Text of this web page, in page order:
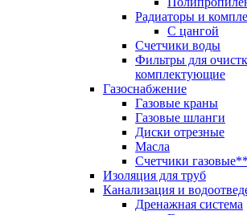
Радиаторы и
С цангой
Счетчики воды
Фильтры для
комплектующие
Газоснабжение
Газовые краны
Газовые шланги
Диски отрезные
Масла
Счетчики газовые**
Изоляция для труб
Канализация и
Дренажная система